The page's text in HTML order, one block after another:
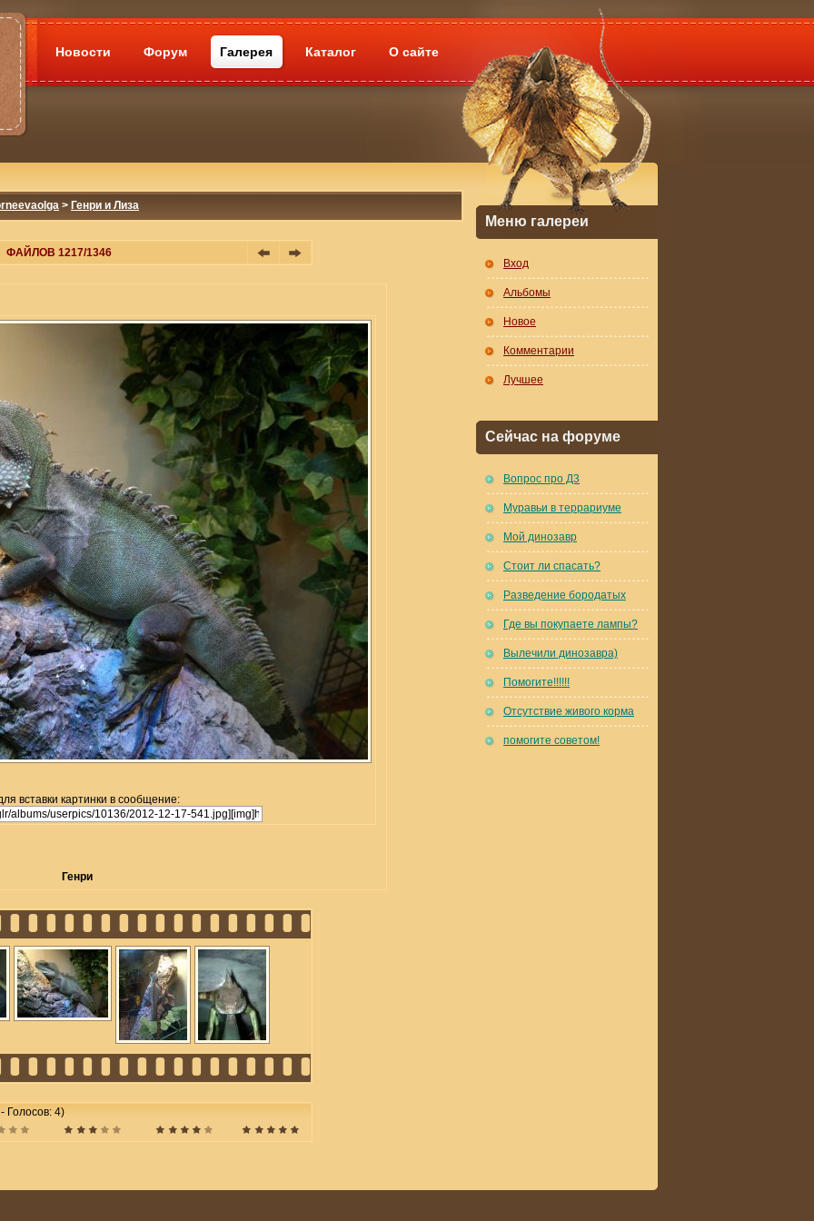
Новости Форум Галерея Каталог О сайте
> Генри и Лиза
ФАЙЛОВ 1217/1346
вставки картинки в сообщение:
Генри
Голосов: 4)
Меню галереи
Вход
Альбомы
Новое
Комментарии
Лучшее
Сейчас на форуме
Вопрос про Д3
Муравьи в террариуме
Мой динозавр
Стоит ли спасать?
Разведение бородатых
Где вы покупаете лампы?
Вылечили динозавра)
Помогите!!!!!!
Отсутствие живого корма
помогите советом!